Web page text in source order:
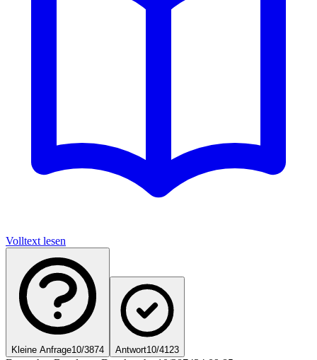
Volltext lesen
Kleine Anfrage10/3874 Antwort10/4123